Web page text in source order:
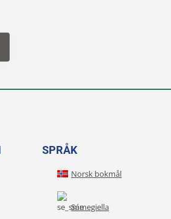
SPRÅK
Norsk bokmål
Sámegiella